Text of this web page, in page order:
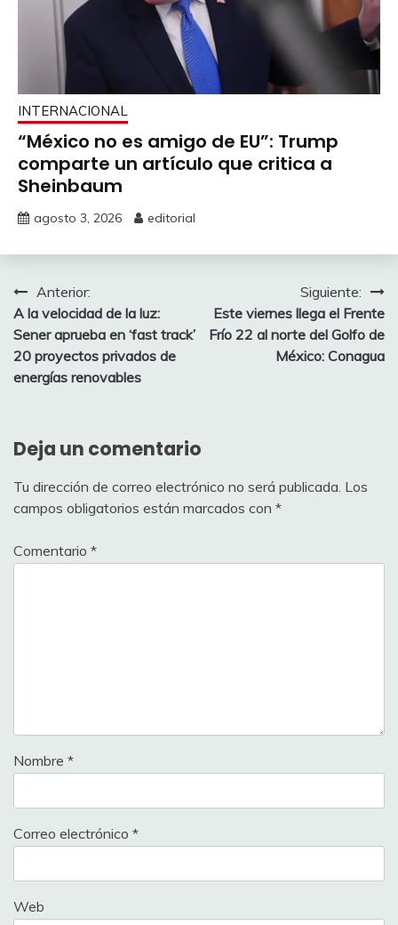
INTERNACIONAL
“México no es amigo de EU”: Trump
comparte un artículo que critica a
Sheinbaum
agosto 3, 2026 editorial
Navegación
de
entradas
Anterior:
A la velocidad de la luz:
Sener aprueba en ‘fast track’
20 proyectos privados de
energías renovables
Siguiente:
Este viernes llega el Frente
Frío 22 al norte del Golfo de
México: Conagua
Deja un comentario
Tu dirección de correo electrónico no será publicada. Los
campos obligatorios están marcados con *
Comentario *
Nombre *
Correo electrónico *
Web